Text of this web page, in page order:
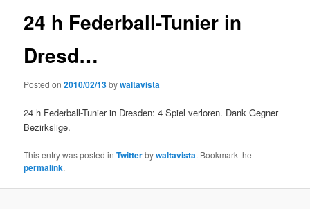
24 h Federball-Tunier in
Dresd…
Posted on2010/02/13bywaltavista
24 h Federball-Tunier in Dresden: 4 Spiel verloren. Dank Gegner
Bezirkslige.
This entry was posted inTwitterbywaltavista. Bookmark the
permalink.